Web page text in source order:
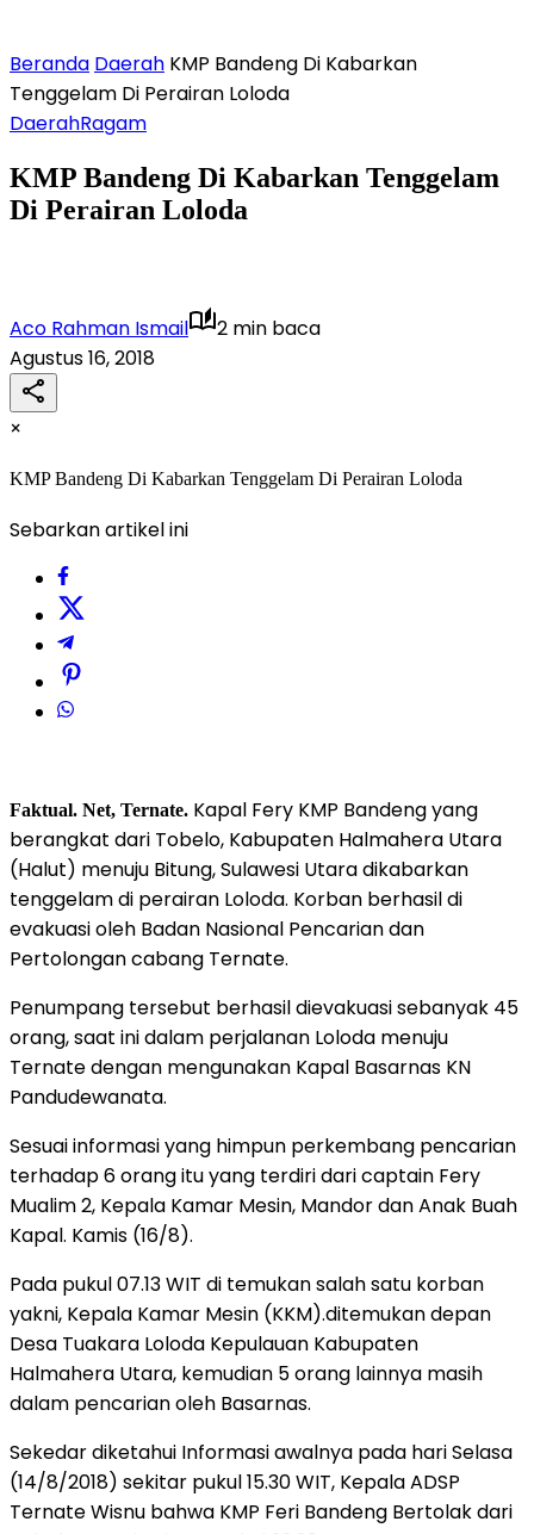
Beranda Daerah KMP Bandeng Di Kabarkan
Tenggelam Di Perairan Loloda
DaerahRagam
KMP Bandeng Di Kabarkan Tenggelam
Di Perairan Loloda
Aco Rahman Ismail
2 min baca
Agustus 16, 2018
×
KMP Bandeng Di Kabarkan Tenggelam Di Perairan Loloda
Sebarkan artikel ini
Faktual. Net, Ternate. Kapal Fery KMP Bandeng yang
berangkat dari Tobelo, Kabupaten Halmahera Utara
(Halut) menuju Bitung, Sulawesi Utara dikabarkan
tenggelam di perairan Loloda. Korban berhasil di
evakuasi oleh Badan Nasional Pencarian dan
Pertolongan cabang Ternate.
Penumpang tersebut berhasil dievakuasi sebanyak 45
orang, saat ini dalam perjalanan Loloda menuju
Ternate dengan mengunakan Kapal Basarnas KN
Pandudewanata.
Sesuai informasi yang himpun perkembang pencarian
terhadap 6 orang itu yang terdiri dari captain Fery
Mualim 2, Kepala Kamar Mesin, Mandor dan Anak Buah
Kapal. Kamis (16/8).
Pada pukul 07.13 WIT di temukan salah satu korban
yakni, Kepala Kamar Mesin (KKM).ditemukan depan
Desa Tuakara Loloda Kepulauan Kabupaten
Halmahera Utara, kemudian 5 orang lainnya masih
dalam pencarian oleh Basarnas.
Sekedar diketahui Informasi awalnya pada hari Selasa
(14/8/2018) sekitar pukul 15.30 WIT, Kepala ADSP
Ternate Wisnu bahwa KMP Feri Bandeng Bertolak dari